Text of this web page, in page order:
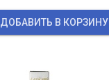
ДОБАВИТЬ В КОРЗИНУ